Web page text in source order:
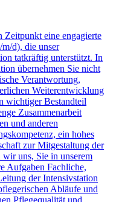
Zeitpunkt eine engagierte
d), die unser
tatkräftig unterstützt. In
übernehmen Sie nicht
Verantwortung,
Weiterentwicklung
wichtiger Bestandteil
Zusammenarbeit
und anderen
ein hohes
zur Mitgestaltung der
uns, Sie in unserem
Aufgaben Fachliche,
der Intensivstation
Abläufe und
Pflegequalität und